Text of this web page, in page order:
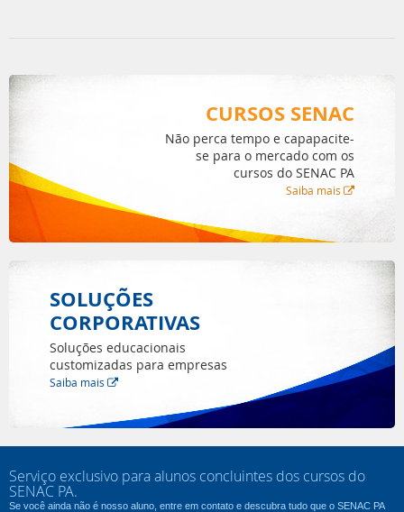
CURSOS SENAC
Não perca tempo e capapacite-
se para o mercado com os
cursos do SENAC PA
Saiba mais
SOLUÇÕES
CORPORATIVAS
Soluções educacionais
customizadas para empresas
Saiba mais
Serviço exclusivo para alunos concluintes dos cursos do
SENAC PA.
Se você ainda não é nosso aluno, entre em contato e descubra tudo que o SENAC PA